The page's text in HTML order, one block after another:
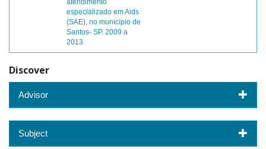
atendimento
especializado em Aids
(SAE), no município de
Santos- SP. 2009 a
2013
Discover
Advisor
Subject